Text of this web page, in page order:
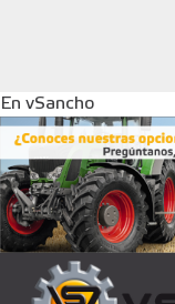
En vSancho